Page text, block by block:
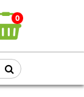
0